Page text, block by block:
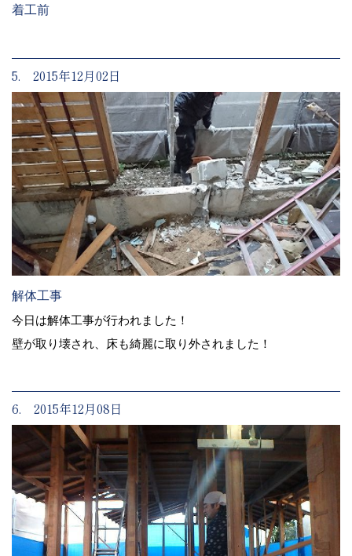
着工前
5. 2015年12月02日
解体工事
今日は解体工事が行われました！
壁が取り壊され、床も綺麗に取り外されました！
6. 2015年12月08日